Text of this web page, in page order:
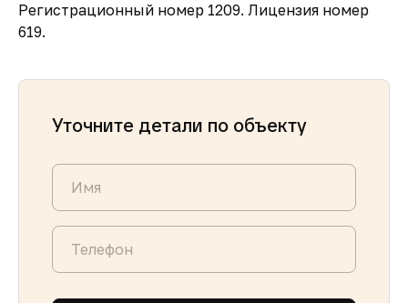
Регистрационный номер 1209. Лицензия номер
619.
Уточните детали по объекту